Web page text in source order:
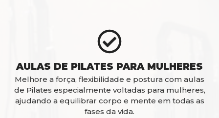
AULAS DE PILATES PARA MULHERES
Melhore a força, flexibilidade e postura com aulas
de Pilates especialmente voltadas para mulheres,
ajudando a equilibrar corpo e mente em todas as
fases da vida.